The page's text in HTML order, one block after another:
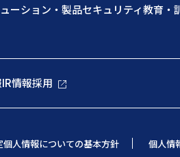
ーション・製品セキュリティ教育・
IR情報採用
個人情報についての基本方針 個人情